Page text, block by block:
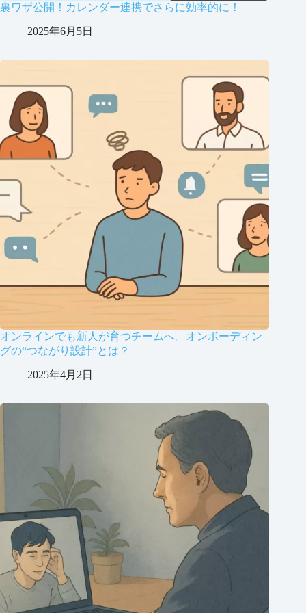
裏ワザ公開！カレンダー連携でさらに効率的に！
2025年6月5日
オンラインでも新人が育つチームへ。オンボーディン
グの“つながり設計”とは？
2025年4月2日